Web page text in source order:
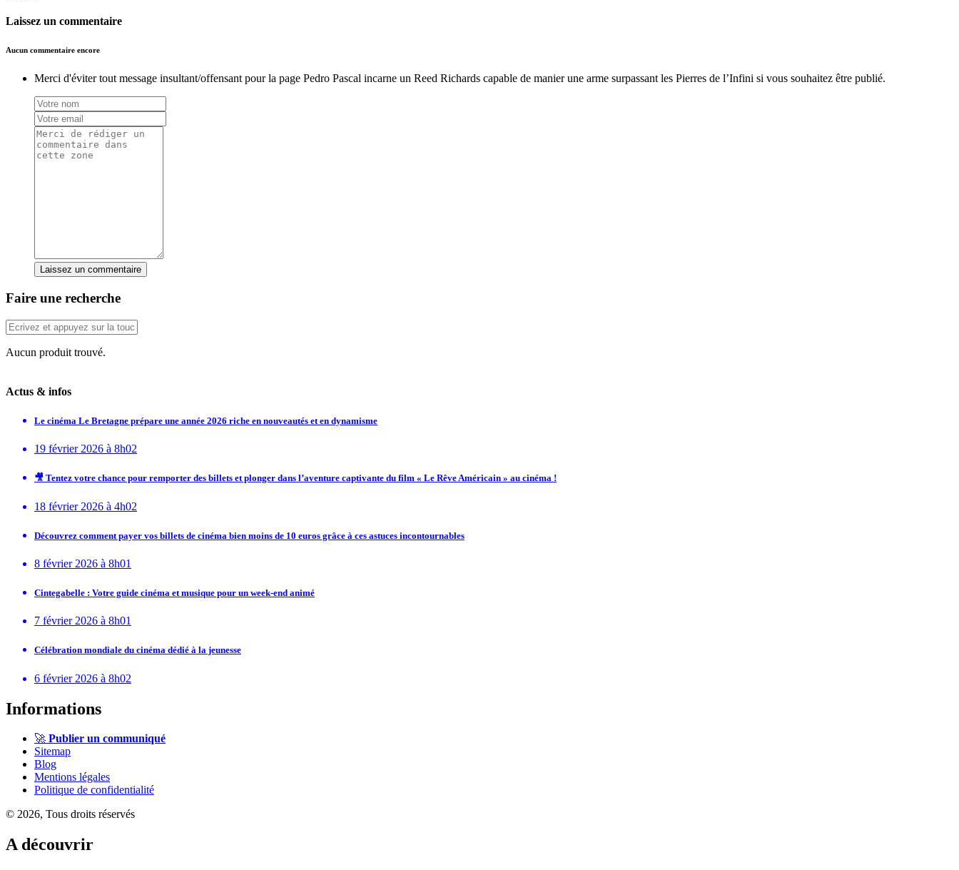
Laissez un commentaire
Aucun commentaire encore
Merci d'éviter tout message insultant/offensant pour la page Pedro Pascal incarne un Reed Richards capable de manier une arme surpassant les Pierres de l’Infini si vous souhaitez être publié.
Laissez un commentaire
Faire une recherche
Aucun produit trouvé.
Actus & infos
Le cinéma Le Bretagne prépare une année 2026 riche en nouveautés et en dynamisme
19 février 2026 à 8h02
🎥 Tentez votre chance pour remporter des billets et plonger dans l’aventure captivante du film « Le Rêve Américain » au cinéma !
18 février 2026 à 4h02
Découvrez comment payer vos billets de cinéma bien moins de 10 euros grâce à ces astuces incontournables
8 février 2026 à 8h01
Cintegabelle : Votre guide cinéma et musique pour un week-end animé
7 février 2026 à 8h01
Célébration mondiale du cinéma dédié à la jeunesse
6 février 2026 à 8h02
Informations
🚀 Publier un communiqué
Sitemap
Blog
Mentions légales
Politique de confidentialité
© 2026, Tous droits réservés
A découvrir